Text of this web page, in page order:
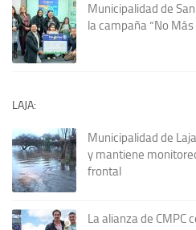
Municipalidad de
la campaña “No Más
LAJA:
Municipalidad de
y mantiene
frontal
La alianza de CMPC